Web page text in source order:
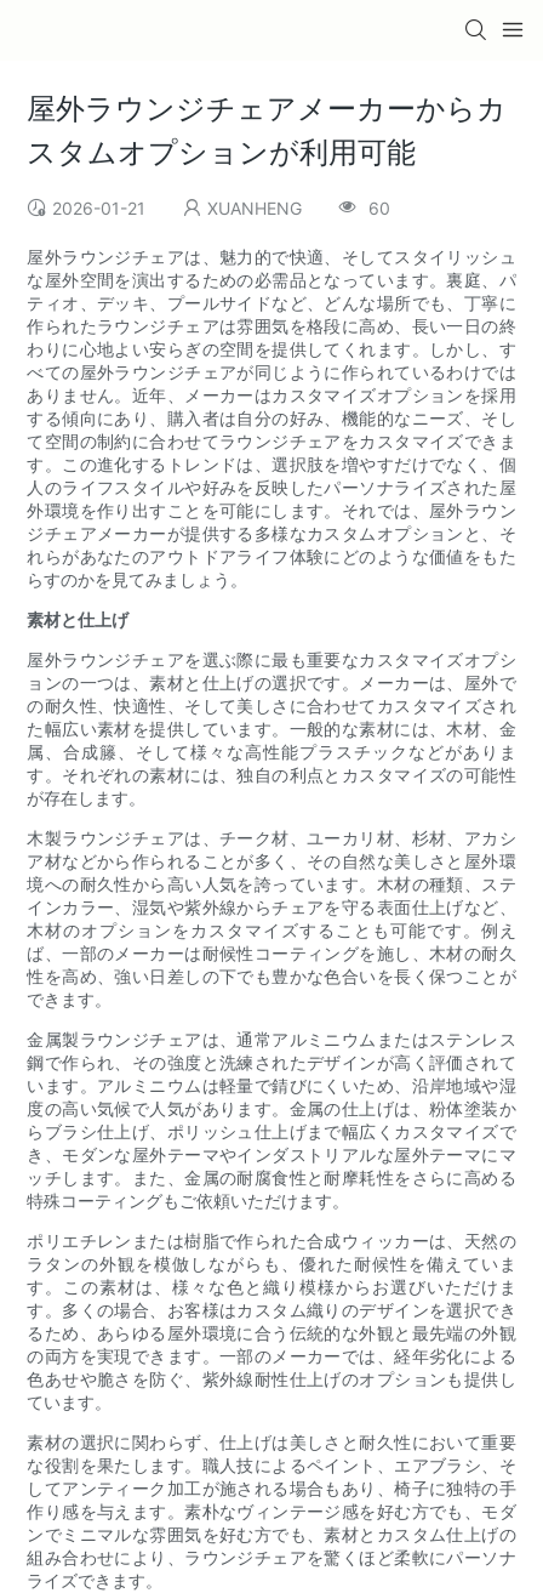
屋外ラウンジチェアメーカーからカ
スタムオプションが利用可能
2026-01-21 XUANHENG 60
屋外ラウンジチェアは、魅力的で快適、そしてスタイリッシュ
な屋外空間を演出するための必需品となっています。裏庭、パ
ティオ、デッキ、プールサイドなど、どんな場所でも、丁寧に
作られたラウンジチェアは雰囲気を格段に高め、長い一日の終
わりに心地よい安らぎの空間を提供してくれます。しかし、す
べての屋外ラウンジチェアが同じように作られているわけでは
ありません。近年、メーカーはカスタマイズオプションを採用
する傾向にあり、購入者は自分の好み、機能的なニーズ、そし
て空間の制約に合わせてラウンジチェアをカスタマイズできま
す。この進化するトレンドは、選択肢を増やすだけでなく、個
人のライフスタイルや好みを反映したパーソナライズされた屋
外環境を作り出すことを可能にします。それでは、屋外ラウン
ジチェアメーカーが提供する多様なカスタムオプションと、そ
れらがあなたのアウトドアライフ体験にどのような価値をもた
らすのかを見てみましょう。
素材と仕上げ
屋外ラウンジチェアを選ぶ際に最も重要なカスタマイズオプシ
ョンの一つは、素材と仕上げの選択です。メーカーは、屋外で
の耐久性、快適性、そして美しさに合わせてカスタマイズされ
た幅広い素材を提供しています。一般的な素材には、木材、金
属、合成籐、そして様々な高性能プラスチックなどがありま
す。それぞれの素材には、独自の利点とカスタマイズの可能性
が存在します。
木製ラウンジチェアは、チーク材、ユーカリ材、杉材、アカシ
ア材などから作られることが多く、その自然な美しさと屋外環
境への耐久性から高い人気を誇っています。木材の種類、ステ
インカラー、湿気や紫外線からチェアを守る表面仕上げなど、
木材のオプションをカスタマイズすることも可能です。例え
ば、一部のメーカーは耐候性コーティングを施し、木材の耐久
性を高め、強い日差しの下でも豊かな色合いを長く保つことが
できます。
金属製ラウンジチェアは、通常アルミニウムまたはステンレス
鋼で作られ、その強度と洗練されたデザインが高く評価されて
います。アルミニウムは軽量で錆びにくいため、沿岸地域や湿
度の高い気候で人気があります。金属の仕上げは、粉体塗装か
らブラシ仕上げ、ポリッシュ仕上げまで幅広くカスタマイズで
き、モダンな屋外テーマやインダストリアルな屋外テーマにマ
ッチします。また、金属の耐腐食性と耐摩耗性をさらに高める
特殊コーティングもご依頼いただけます。
ポリエチレンまたは樹脂で作られた合成ウィッカーは、天然の
ラタンの外観を模倣しながらも、優れた耐候性を備えていま
す。この素材は、様々な色と織り模様からお選びいただけま
す。多くの場合、お客様はカスタム織りのデザインを選択でき
るため、あらゆる屋外環境に合う伝統的な外観と最先端の外観
の両方を実現できます。一部のメーカーでは、経年劣化による
色あせや脆さを防ぐ、紫外線耐性仕上げのオプションも提供し
ています。
素材の選択に関わらず、仕上げは美しさと耐久性において重要
な役割を果たします。職人技によるペイント、エアブラシ、そ
してアンティーク加工が施される場合もあり、椅子に独特の手
作り感を与えます。素朴なヴィンテージ感を好む方でも、モダ
ンでミニマルな雰囲気を好む方でも、素材とカスタム仕上げの
組み合わせにより、ラウンジチェアを驚くほど柔軟にパーソナ
ライズできます。